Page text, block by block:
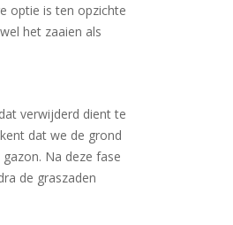
optie is ten opzichte
het zaaien als
verwijderd dient te
dat we de grond
Na deze fase
de graszaden